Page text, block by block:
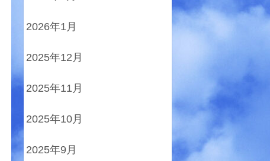
2026年1月
2025年12月
2025年11月
2025年10月
2025年9月